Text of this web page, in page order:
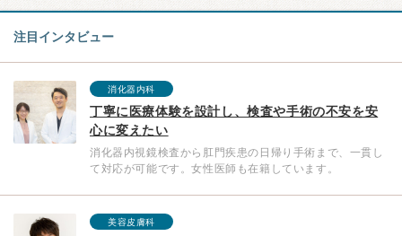
注目インタビュー
消化器内科
丁寧に医療体験を設計し、検査や手術の不安を安
心に変えたい
消化器内視鏡検査から肛門疾患の日帰り手術まで、一貫し
て対応が可能です。女性医師も在籍しています。
美容皮膚科